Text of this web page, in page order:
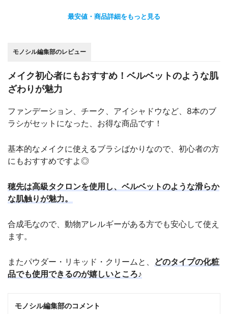
最安値・商品詳細をもっと見る
モノシル編集部のレビュー
メイク初心者にもおすすめ！ベルベットのような肌
ざわりが魅力
ファンデーション、チーク、アイシャドウなど、8本のブ
ラシがセットになった、お得な商品です！
基本的なメイクに使えるブラシばかりなので、初心者の方
にもおすすめですよ◎
穂先は高級タクロンを使用し、ベルベットのような滑らか
な肌触りが魅力。
合成毛なので、動物アレルギーがある方でも安心して使え
ます。
またパウダー・リキッド・クリームと、 どのタイプの化粧
品でも使用できるのが嬉しいところ♪
モノシル編集部のコメント